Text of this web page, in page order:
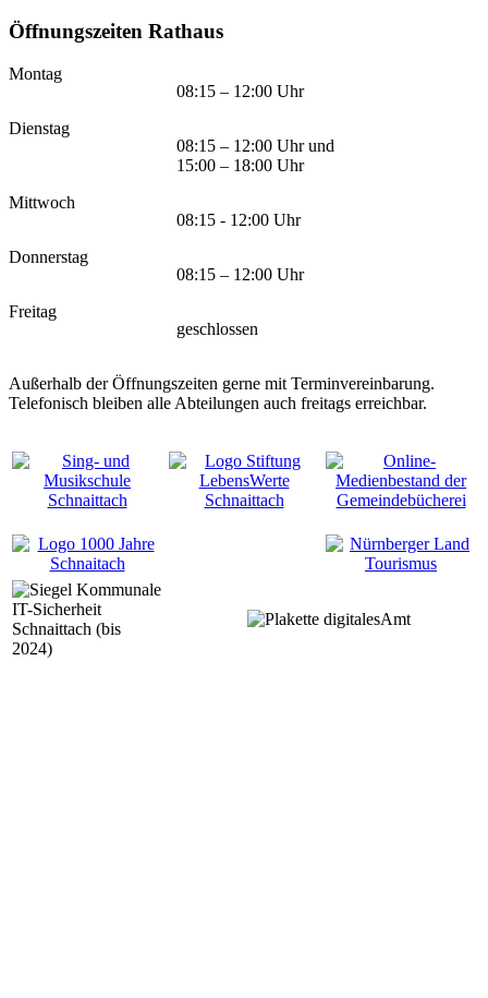
Öffnungszeiten Rathaus
Montag
08:15 – 12:00 Uhr
Dienstag
08:15 – 12:00 Uhr und
15:00 – 18:00 Uhr
Mittwoch
08:15 - 12:00 Uhr
Donnerstag
08:15 – 12:00 Uhr
Freitag
geschlossen
Außerhalb der Öffnungszeiten gerne mit Terminvereinbarung.
Telefonisch bleiben alle Abteilungen auch freitags erreichbar.